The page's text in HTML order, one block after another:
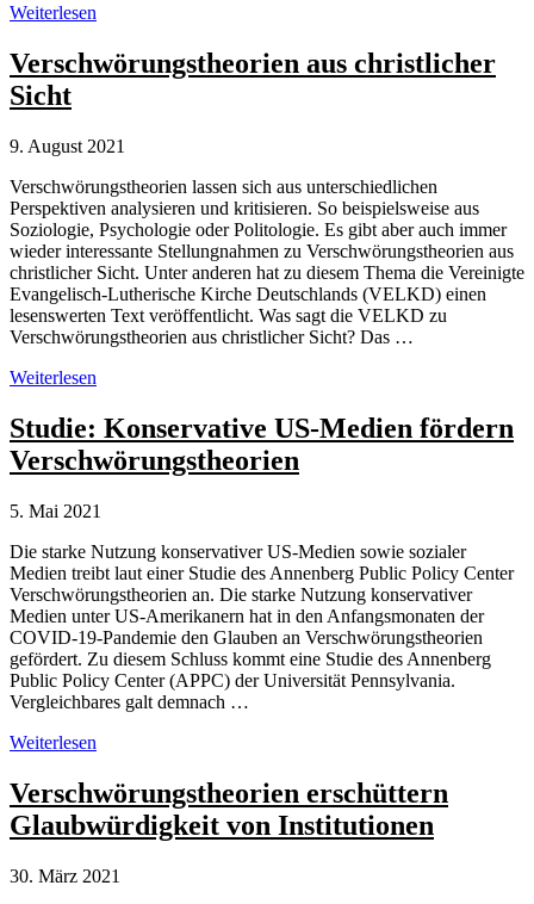
Anmerkungen
Kommunikationsstrategien
im
Umgang
Verschwörungstheorien
Weiterlesen
Verschwörungstheorien aus christlicher
Sicht
9. August 2021
Verschwörungstheorien lassen sich aus unterschiedlichen
Perspektiven analysieren und kritisieren. So beispielsweise aus
Soziologie, Psychologie oder Politologie. Es gibt aber auch immer
wieder interessante Stellungnahmen zu Verschwörungstheorien aus
christlicher Sicht. Unter anderen hat zu diesem Thema die Vereinigte
Evangelisch-Lutherische Kirche Deutschlands (VELKD) einen
lesenswerten Text veröffentlicht. Was sagt die VELKD zu
Verschwörungstheorien aus christlicher Sicht? Das …
Verschwörungstheorien
christlicher
Sicht
Weiterlesen
Studie: Konservative US-Medien fördern
Verschwörungstheorien
5. Mai 2021
Die starke Nutzung konservativer US-Medien sowie sozialer
Medien treibt laut einer Studie des Annenberg Public Policy Center
Verschwörungstheorien an. Die starke Nutzung konservativer
Medien unter US-Amerikanern hat in den Anfangsmonaten der
COVID-19-Pandemie den Glauben an Verschwörungstheorien
gefördert. Zu diesem Schluss kommt eine Studie des Annenberg
Public Policy Center (APPC) der Universität Pennsylvania.
Vergleichbares galt demnach …
Studie:
US-
Medien
fördern
Weiterlesen
Verschwörungstheorien erschüttern
Glaubwürdigkeit von Institutionen
30. März 2021